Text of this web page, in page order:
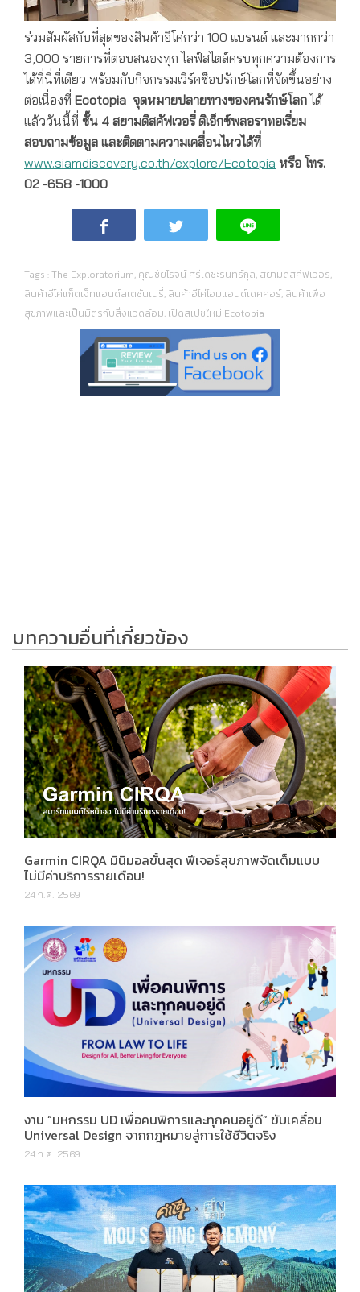
ร่วมสัมผัสกับที่สุดของสินค้าอีโค่กว่า 100 แบรนด์ และมากกว่า
3,000 รายการที่ตอบสนองทุก ไลฟ์สไตล์ครบทุกความต้องการ
ได้ที่นี่ที่เดียว พร้อมกับกิจกรรมเวิร์คช็อปรักษ์โลกที่จัดขึ้นอย่าง
ต่อเนื่องที่ Ecotopia จุดหมายปลายทางของคนรักษ์โลกได้
แล้ววันนี้ที่ ชั้น 4 สยามดิสคัฟเวอรี่ ดิเอ็กซ์พลอราทอเรี่ยม
สอบถามข้อมูล และติดตามความเคลื่อนไหวได้ที่
www.siamdiscovery.co.th/explore/Ecotopia หรือ โทร.
02 -658 -1000
Tags :The Exploratorium, คุณชัยโรจน์ ศรีเดชะรินทร์กุล, สยามดิสคัฟเวอรี่,
สินค้าอีโค่แก็ตเจ็ทแอนด์สเตชั่นเนรี่, สินค้าอีโค่โฮมแอนด์เดคคอร์, สินค้าเพื่อ
สุขภาพและเป็นมิตรกับสิ่งแวดล้อม, เปิดสเปซใหม่ Ecotopia
บทความอื่นที่เกี่ยวข้อง
Garmin CIRQA มินิมอลขั้นสุด ฟีเจอร์สุขภาพจัดเต็มแบบ
ไม่มีค่าบริการรายเดือน!
24 ก.ค. 2569
งาน “มหกรรม UD เพื่อคนพิการและทุกคนอยู่ดี” ขับเคลื่อน
Universal Design จากกฎหมายสู่การใช้ชีวิตจริง
24 ก.ค. 2569